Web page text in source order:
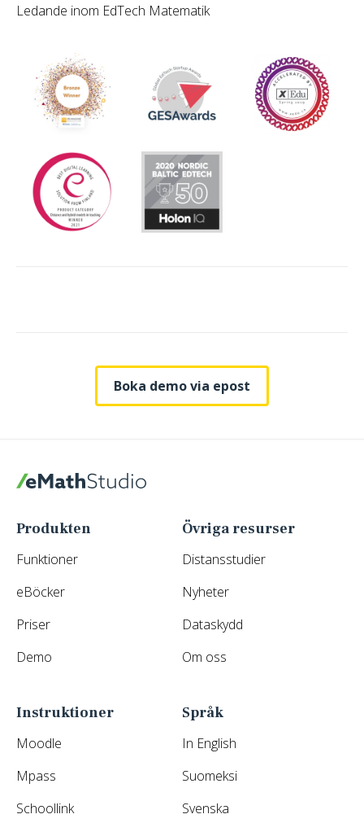
Ledande inom EdTech Matematik
Boka demo via epost
Produkten
Funktioner
eBöcker
Priser
Demo
Övriga resurser
Distansstudier
Nyheter
Dataskydd
Om oss
Instruktioner
Moodle
Mpass
Schoollink
Språk
In English
Suomeksi
Svenska